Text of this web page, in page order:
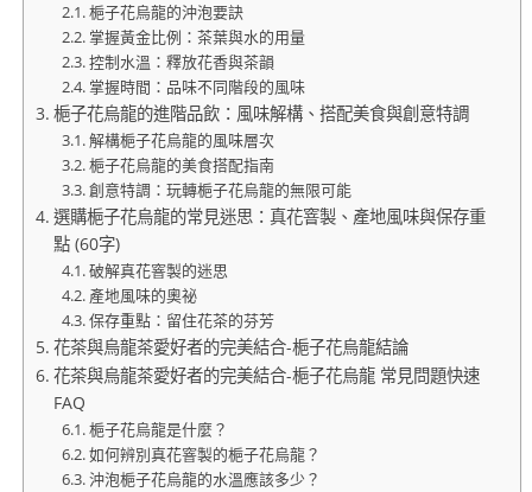
梔子花烏龍的沖泡要訣
掌握黃金比例：茶葉與水的用量
控制水溫：釋放花香與茶韻
掌握時間：品味不同階段的風味
梔子花烏龍的進階品飲：風味解構、搭配美食與創意特調
解構梔子花烏龍的風味層次
梔子花烏龍的美食搭配指南
創意特調：玩轉梔子花烏龍的無限可能
選購梔子花烏龍的常見迷思：真花窨製、產地風味與保存重
點 (60字)
破解真花窨製的迷思
產地風味的奧祕
保存重點：留住花茶的芬芳
花茶與烏龍茶愛好者的完美結合-梔子花烏龍結論
花茶與烏龍茶愛好者的完美結合-梔子花烏龍 常見問題快速
FAQ
梔子花烏龍是什麼？
如何辨別真花窨製的梔子花烏龍？
沖泡梔子花烏龍的水溫應該多少？